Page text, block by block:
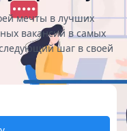
мечты в лучших
вакансий в самых
шаг в своей